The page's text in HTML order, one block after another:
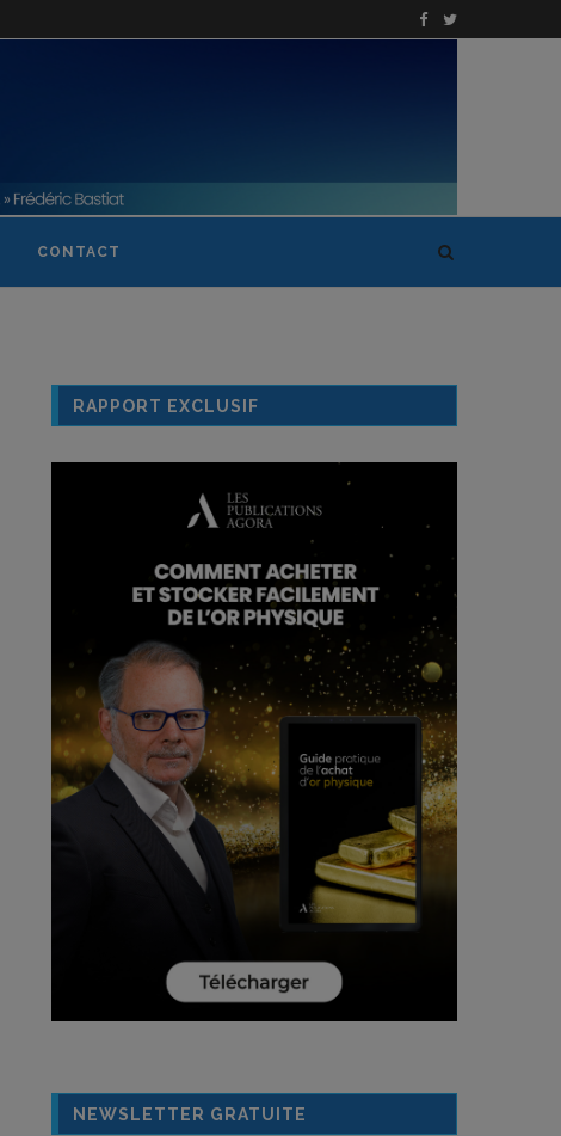
CONTACT
RAPPORT EXCLUSIF
NEWSLETTER GRATUITE